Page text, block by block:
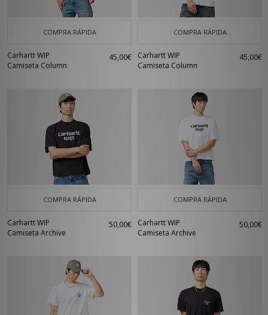
COMPRA RÁPIDA
Carhartt WIP
Camiseta Column
45,00€
COMPRA RÁPIDA
Carhartt WIP
Camiseta Column
45,00€
COMPRA RÁPIDA
Carhartt WIP
Camiseta Archive
50,00€
COMPRA RÁPIDA
Carhartt WIP
Camiseta Archive
50,00€